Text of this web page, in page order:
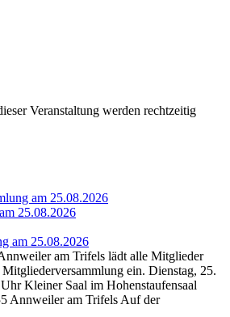
Veranstaltung werden rechtzeitig
am 25.08.2026
25.08.2026
am Trifels lädt alle Mitglieder
ein. Dienstag, 25.
Kleiner Saal im Hohenstaufensaal
Annweiler am Trifels Auf der